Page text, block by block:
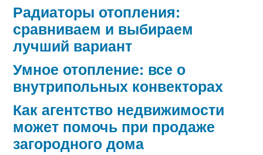
Радиаторы отопления:
сравниваем и выбираем
лучший вариант
Умное отопление: все о
внутрипольных конвекторах
Как агентство недвижимости
может помочь при продаже
загородного дома